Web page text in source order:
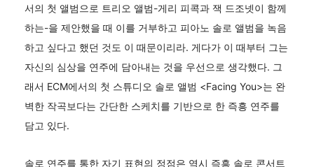
서의 첫 앨범으로 트리오 앨범-게리 피콕과 잭 드조넷이 함께
하는-을 제안했을 때 이를 거부하고 피아노 솔로 앨범을 녹음
하고 싶다고 했던 것도 이 때문이리라. 게다가 이 때부터 그는
자신의 심상을 연주에 담아내는 것을 우선으로 생각했다. 그
래서 ECM에서의 첫 스튜디오 솔로 앨범 <Facing You>는 완
벽한 작곡보다는 간단한 스케치를 기반으로 한 즉흥 연주를
담고 있다.
솔로 연주를 통한 자기 표현의 정점은 역시 즉흥 솔로 콘서트